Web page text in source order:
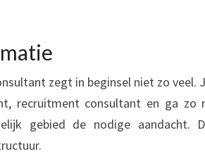
zegt in beginsel niet zo
recruitment consultant en ga zo
gebied de nodige aandacht.